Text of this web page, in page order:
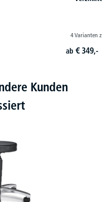
4 Varianten zur
ab€ 349,-
Kunden